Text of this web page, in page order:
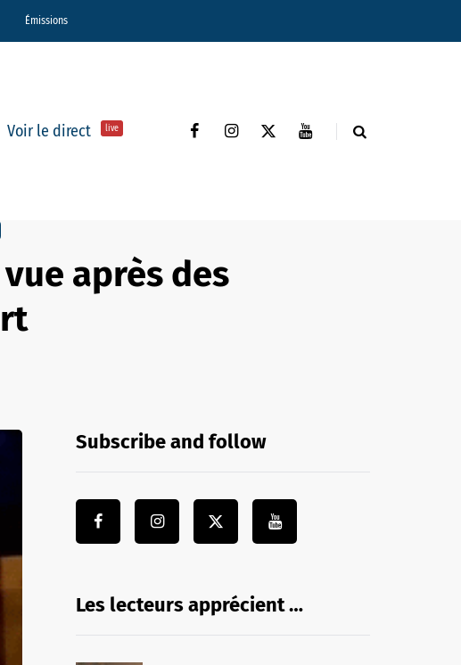
Émissions
Voir le direct live
après des
Subscribe and follow
Les lecteurs apprécient …